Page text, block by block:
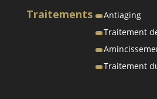
Traitements
Antiaging
Traitement
Traitement